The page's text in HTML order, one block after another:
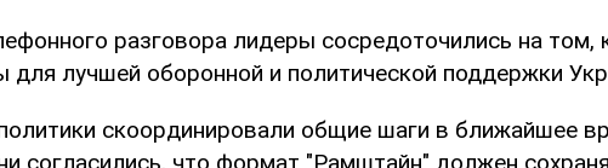
разговора лидеры сосредоточились на том,
для лучшей оборонной и политической поддержки
скоординировали общие шаги в ближайшее